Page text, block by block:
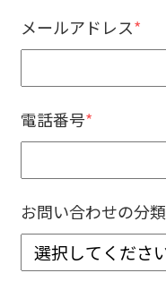
メールアドレス*
電話番号*
お問い合わせの分類